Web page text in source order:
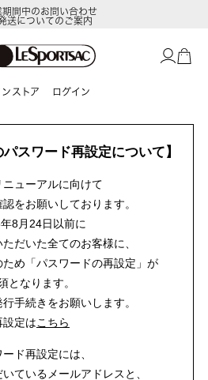
期間中のお問い合わせ
送についてのご案内
ストア ログイン
パスワード再設定について】
ニューアルに向けて
をお願いしております。
8月24日以前に
だいた全てのお客様に、
め「パスワードの再設定」が
となります。
手続きをお願いします。
設定はこちら
ド再設定には、
ているメールアドレスと、